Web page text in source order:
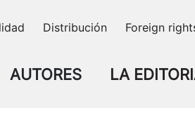
Distribución Foreign
AUTORES LA